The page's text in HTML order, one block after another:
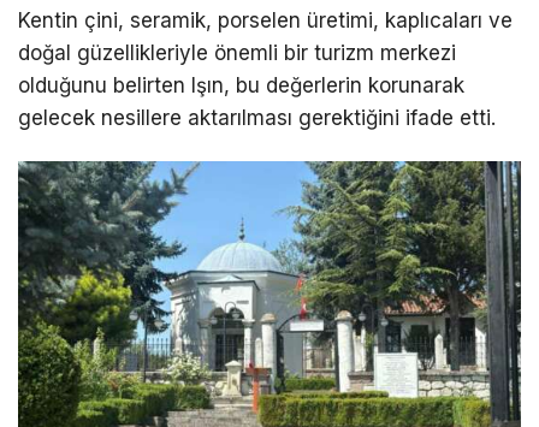
Kentin çini, seramik, porselen üretimi, kaplıcaları ve
doğal güzellikleriyle önemli bir turizm merkezi
olduğunu belirten Işın, bu değerlerin korunarak
gelecek nesillere aktarılması gerektiğini ifade etti.